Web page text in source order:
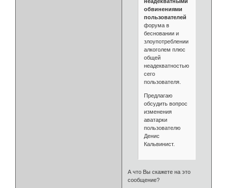
обвинениями
пользователей
форума в
бесновании и
злоупотреблении
алкоголем плюс
общей
неадекватностью
сего
пользователя.
Предлагаю
обсудить вопрос
изменения
аватарки
пользователю
Денис
Кальвинист.
А что Вы скажете на это
сообщение?